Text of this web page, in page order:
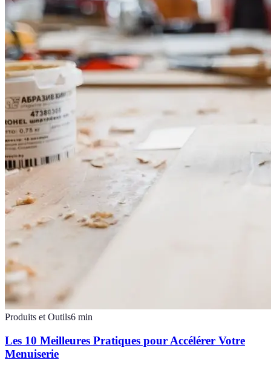
Produits et Outils6 min
Les 10 Meilleures Pratiques pour Accélérer Votre
Menuiserie